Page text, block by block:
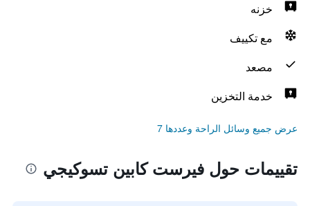
خزنه
مع تكييف
مصعد
خدمة التخزين
عرض جميع وسائل الراحة وعددها 7
تقييمات حول فيرست كابين تسوكيجي